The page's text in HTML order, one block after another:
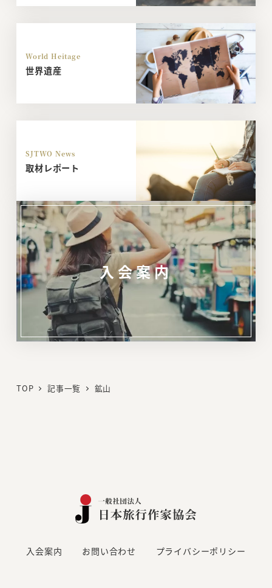
World Heitage
世界遺産
SJTWO News
取材レポート
入会案内
TOP 記事一覧 鉱山
入会案内 お問い合わせ プライバシーポリシー